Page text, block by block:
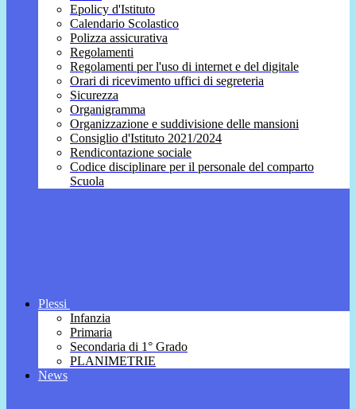
Epolicy d'Istituto
Calendario Scolastico
Polizza assicurativa
Regolamenti
Regolamenti per l'uso di internet e del digitale
Orari di ricevimento uffici di segreteria
Sicurezza
Organigramma
Organizzazione e suddivisione delle mansioni
Consiglio d'Istituto 2021/2024
Rendicontazione sociale
Codice disciplinare per il personale del comparto
Scuola
Plessi
Infanzia
Primaria
Secondaria di 1° Grado
PLANIMETRIE
News